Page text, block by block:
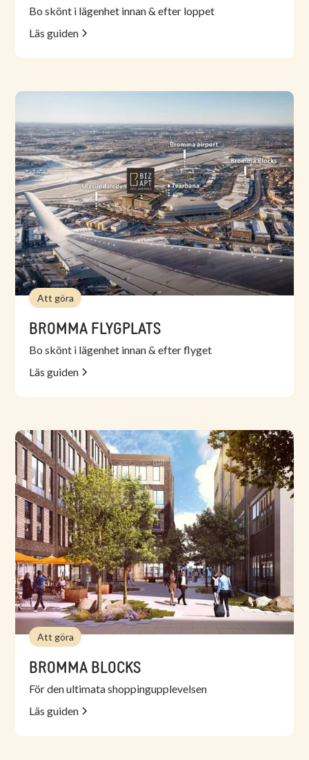
Bo skönt i lägenhet innan & efter loppet
Läs guiden
Att göra
BROMMA FLYGPLATS
Bo skönt i lägenhet innan & efter flyget
Läs guiden
Att göra
BROMMA BLOCKS
För den ultimata shoppingupplevelsen
Läs guiden